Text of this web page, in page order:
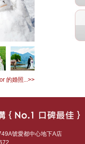
的婚照...>>
號愛都中心地下A店